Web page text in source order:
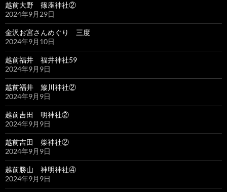
越前大野 篠座神社②
2024年9月29日
金沢お宮さんめぐり 三度
2024年9月10日
越前福井 福井神社59
2024年9月9日
越前福井 簸川神社②
2024年9月9日
越前吉田 明神社②
2024年9月9日
越前吉田 柴神社②
2024年9月9日
越前勝山 神明神社④
2024年9月9日